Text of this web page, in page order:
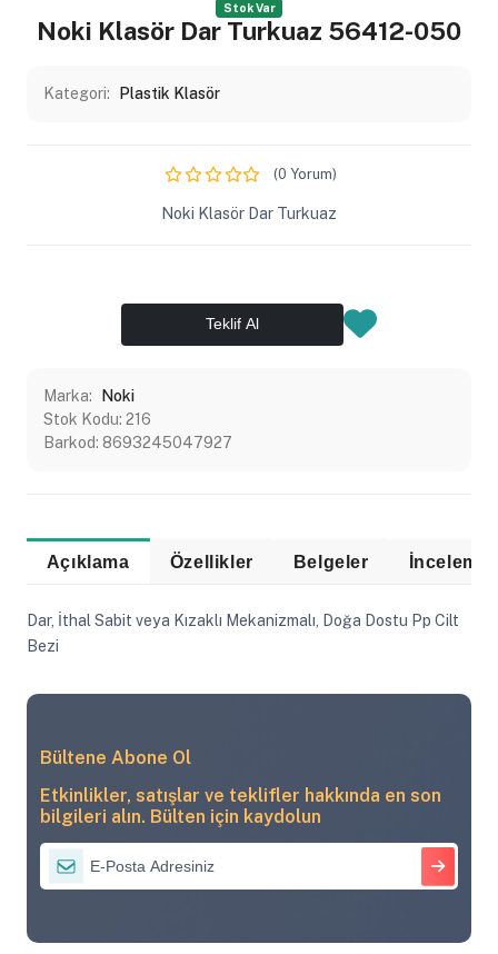
Stok Var
Noki Klasör Dar Turkuaz 56412-050
Kategori: Plastik Klasör
(0 Yorum)
Noki Klasör Dar Turkuaz
Teklif Al
Marka:
Noki
Stok Kodu: 216
Barkod: 8693245047927
Açıklama Özellikler Belgeler
Dar, İthal Sabit veya Kızaklı Mekanizmalı, Doğa Dostu Pp Cilt
Bezi
Bültene Abone Ol
Etkinlikler, satışlar ve teklifler hakkında en son
bilgileri alın. Bülten için kaydolun